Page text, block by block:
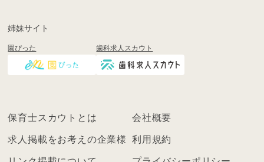
く
ン
姉妹サイト
園ぴった 歯科求人スカウト
保育士スカウトとは 会社概要
求人掲載をお考えの企業様 利用規約